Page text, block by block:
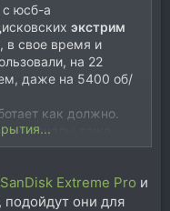
юсб-а
экстрим
в свое время и
на 22
даже на 5400 об/
как должно.
каналы тоже
ничего не надо.
SanDisk Extreme Pro и
подойдут они для